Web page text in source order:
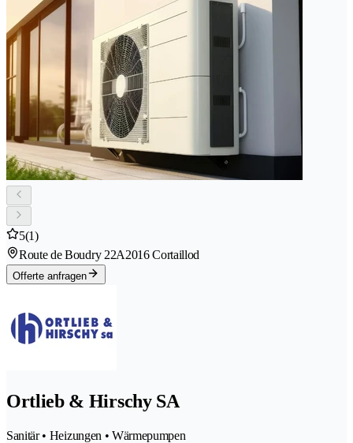
5(1)
Route de Boudry 22A2016 Cortaillod
Offerte anfragen
Ortlieb & Hirschy SA
Sanitär • Heizungen • Wärmepumpen